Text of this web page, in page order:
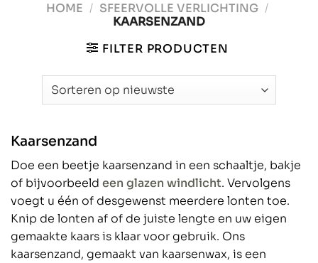
HOME / SFEERVOLLE VERLICHTING /
KAARSENZAND
FILTER PRODUCTEN
Kaarsenzand
Doe een beetje kaarsenzand in een schaaltje, bakje
of bijvoorbeeld een glazen windlicht. Vervolgens
voegt u één of desgewenst meerdere lonten toe.
Knip de lonten af of de juiste lengte en uw eigen
gemaakte kaars is klaar voor gebruik. Ons
kaarsenzand, gemaakt van kaarsenwax, is een